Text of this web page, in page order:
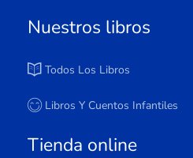
Nuestros libros
Todos Los Libros
Libros Y Cuentos Infantiles
Tienda online